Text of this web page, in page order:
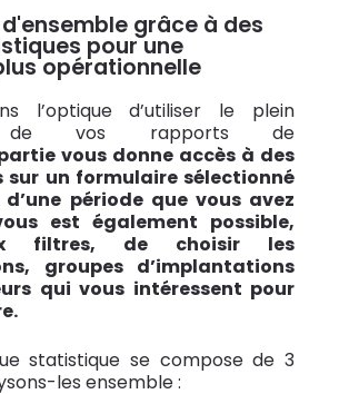
grâce à des
pour une
opérationnelle
l’optique d’utiliser le plein
de vos rapports de
vous donne accès à des
un formulaire sélectionné
période que vous avez
est également possible,
filtres, de choisir les
groupes d’implantations
qui vous intéressent pour
statistique se compose de 3
les ensemble :